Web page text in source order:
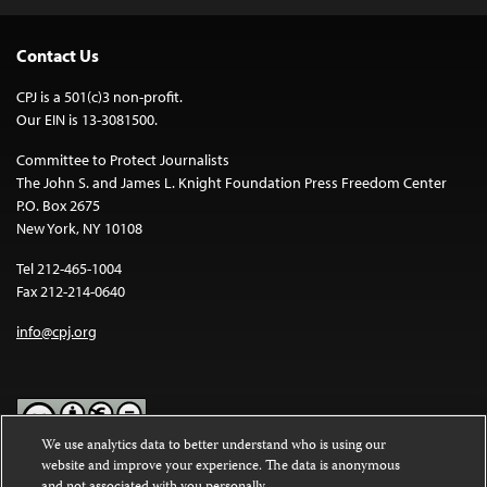
Contact Us
CPJ is a 501(c)3 non-profit.
Our EIN is 13-3081500.
Committee to Protect Journalists
The John S. and James L. Knight Foundation Press Freedom Center
P.O. Box 2675
New York, NY 10108
Tel 212-465-1004
Fax 212-214-0640
info@cpj.org
Except where noted, text on this website is licensed under a
We use analytics data to better understand who is using our
website and improve your experience. The data is anonymous